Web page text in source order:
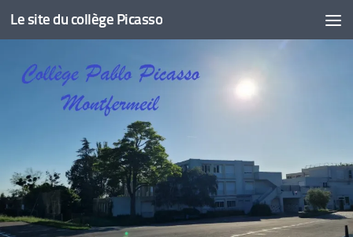
Skip to content
Le site du collège Picasso